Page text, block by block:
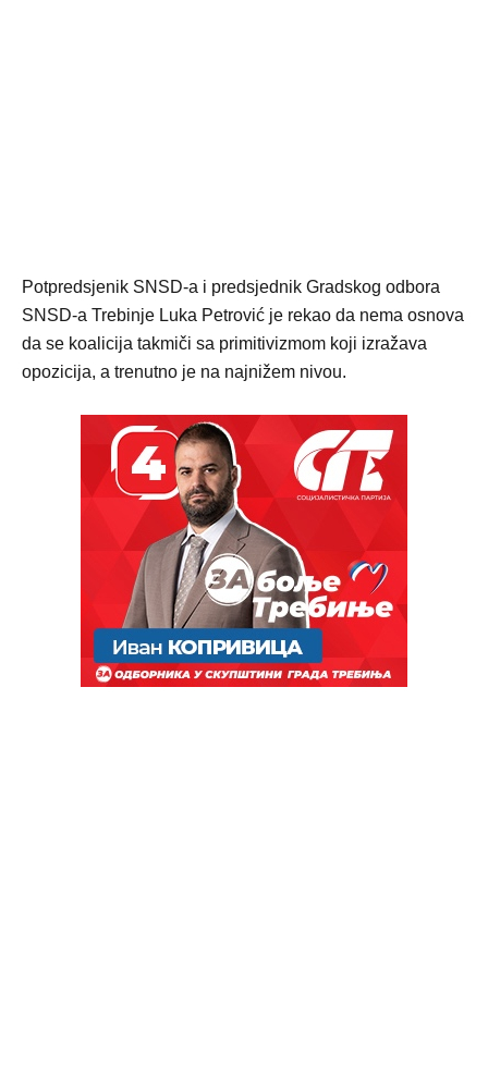
Potpredsjenik SNSD-a i predsjednik Gradskog odbora
SNSD-a Trebinje Luka Petrović je rekao da nema osnova
da se koalicija takmiči sa primitivizmom koji izražava
opozicija, a trenutno je na najnižem nivou.